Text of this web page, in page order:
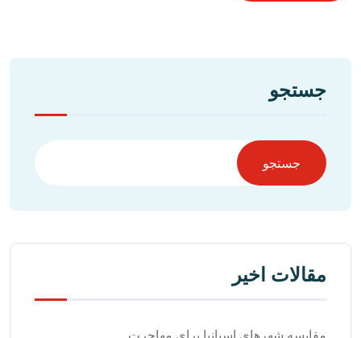
جستجو
جستجو
مقالات اخیر
مقایسه شهرهای اسپانیا برای مهاجرت